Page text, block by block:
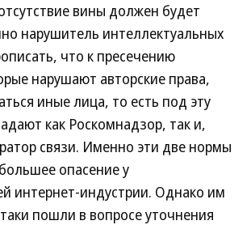
вины должен будет
нарушитель интеллектуальных
что к пресечению
нарушают авторские права,
иные лица, то есть под эту
как Роскомнадзор, так и,
связи. Именно эти две нормы
опасение у
интернет-индустрии. Однако им
пошли в вопросе уточнения